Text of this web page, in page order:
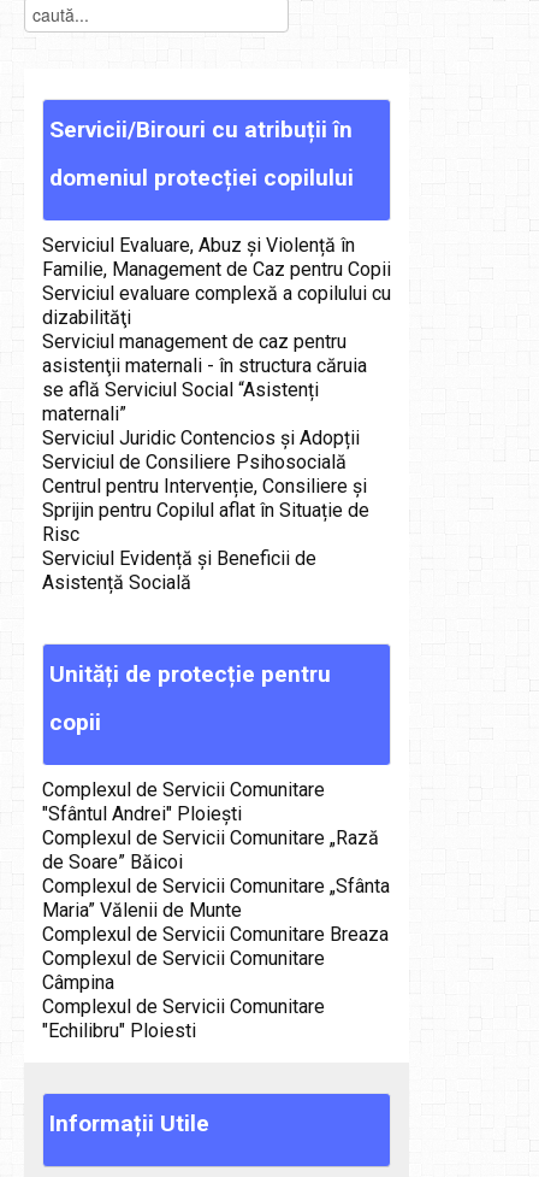
Servicii/Birouri cu atribuții în
domeniul protecției copilului
Serviciul Evaluare, Abuz și Violență în
Familie, Management de Caz pentru Copii
Serviciul evaluare complexă a copilului cu
dizabilităţi
Serviciul management de caz pentru
asistenţii maternali - în structura căruia
se află Serviciul Social “Asistenți
maternali”
Serviciul Juridic Contencios și Adopții
Serviciul de Consiliere Psihosocială
Centrul pentru Intervenție, Consiliere și
Sprijin pentru Copilul aflat în Situație de
Risc
Serviciul Evidență și Beneficii de
Asistență Socială
Unități de protecție pentru
copii
Complexul de Servicii Comunitare
"Sfântul Andrei" Ploieşti
Complexul de Servicii Comunitare „Rază
de Soare” Băicoi
Complexul de Servicii Comunitare „Sfânta
Maria” Vălenii de Munte
Complexul de Servicii Comunitare Breaza
Complexul de Servicii Comunitare
Câmpina
Complexul de Servicii Comunitare
"Echilibru" Ploiesti
Informații Utile